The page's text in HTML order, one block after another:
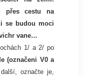
přes cestu na
se budou moci
vane…
1/ a 2/ po
(označeni V0 a
označte je,